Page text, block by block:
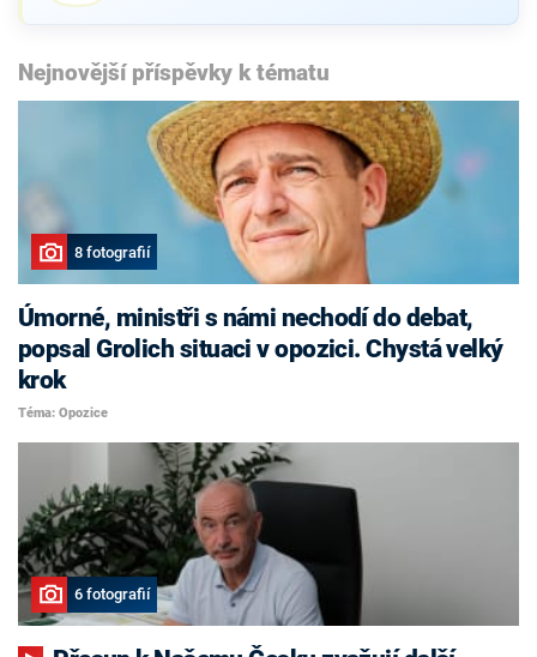
Nejnovější příspěvky k tématu
8 fotografií
Úmorné, ministři s námi nechodí do debat,
popsal Grolich situaci v opozici. Chystá velký
krok
Téma: Opozice
6 fotografií